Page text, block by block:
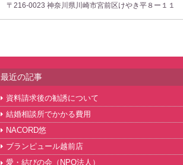
〒216-0023 神奈川県川崎市宮前区けやき平８ー１１
最近の記事
資料請求後の勧誘について
結婚相談所でかかる費用
NACORD悠
ブランピュール越前店
愛・結びの会（NPO法人）